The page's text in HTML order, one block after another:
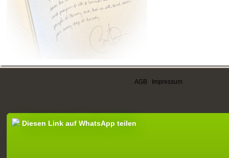
AGB Impressum
Diesen Link auf WhatsApp teilen